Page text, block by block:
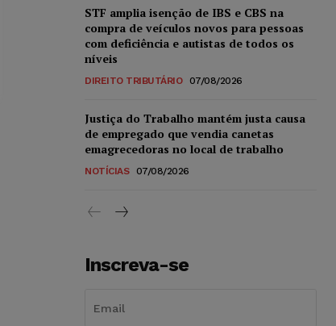
STF amplia isenção de IBS e CBS na
compra de veículos novos para pessoas
com deficiência e autistas de todos os
níveis
DIREITO TRIBUTÁRIO 07/08/2026
Justiça do Trabalho mantém justa causa
de empregado que vendia canetas
emagrecedoras no local de trabalho
NOTÍCIAS 07/08/2026
Inscreva-se